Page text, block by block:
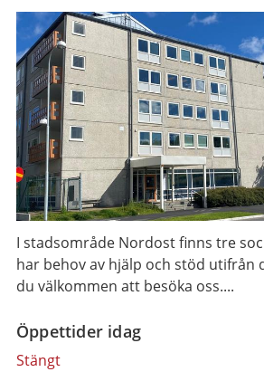
I stadsområde Nordost finns tre
har behov av hjälp och stöd utifrån
du välkommen att besöka oss....
Öppettider idag
Stängt